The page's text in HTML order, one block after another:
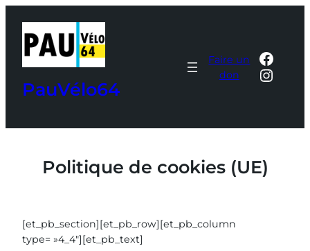
contenu
PauVélo64
Faire un
don
Politique de cookies (UE)
[et_pb_section][et_pb_row][et_pb_column
type= »4_4″][et_pb_text]